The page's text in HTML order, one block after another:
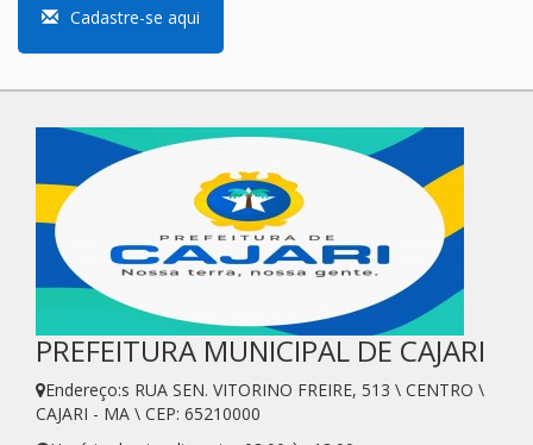
Cadastre-se aqui
PREFEITURA MUNICIPAL DE CAJARI
Endereço:s RUA SEN. VITORINO FREIRE, 513 \ CENTRO \
CAJARI - MA \ CEP: 65210000